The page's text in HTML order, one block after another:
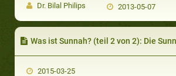
Dr. Bilal Philips 2013-05-07
Was ist Sunnah? (teil 2 von 2): Die Sunnah
2015-03-25